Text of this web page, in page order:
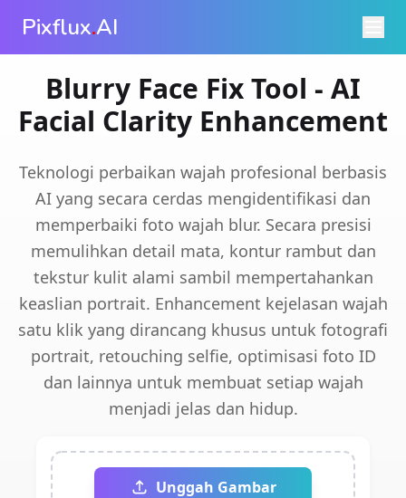
Pixflux.AI
Blurry Face Fix Tool - AI
Facial Clarity Enhancement
Teknologi perbaikan wajah profesional berbasis
AI yang secara cerdas mengidentifikasi dan
memperbaiki foto wajah blur. Secara presisi
memulihkan detail mata, kontur rambut dan
tekstur kulit alami sambil mempertahankan
keaslian portrait. Enhancement kejelasan wajah
satu klik yang dirancang khusus untuk fotografi
portrait, retouching selfie, optimisasi foto ID
dan lainnya untuk membuat setiap wajah
menjadi jelas dan hidup.
Unggah Gambar